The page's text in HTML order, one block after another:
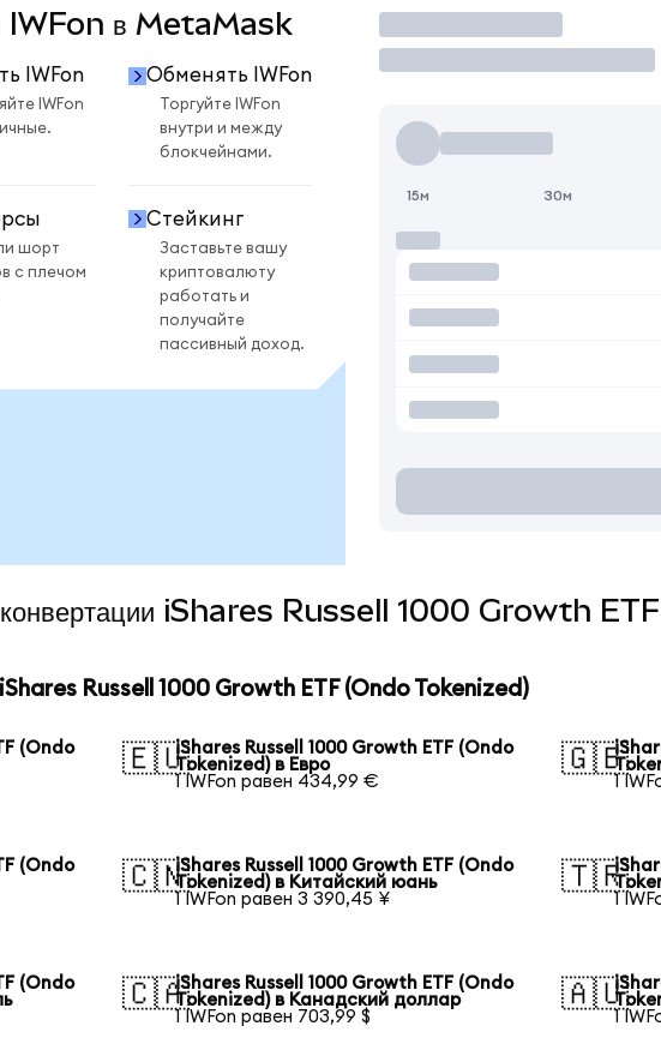
IWFon в MetaMask
IWFon
IWFon
Обменять IWFon
Торгуйте IWFon
внутри и между
блокчейнами.
шорт
с плечом
Стейкинг
Заставьте вашу
криптовалюту
работать и
получайте
пассивный доход.
Торговать
15м 30м
конвертации iShares Russell 1000 Growth
Russell 1000 Growth ETF (Ondo Tokenized)
(Ondo
🇪🇺iShares Russell 1000 Growth ETF (Ondo
Tokenized) в Евро
1 IWFon равен 434,99 €
🇬🇧
1
(Ondo
🇨🇳iShares Russell 1000 Growth ETF (Ondo
Tokenized) в Китайский юань
1 IWFon равен 3 390,45 ¥
🇹🇷
1
(Ondo
🇨🇦iShares Russell 1000 Growth ETF (Ondo
Tokenized) в Канадский доллар
1 IWFon равен 703,99 $
🇦🇺
1